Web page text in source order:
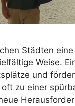
Städten
Weise.
und
zu einer